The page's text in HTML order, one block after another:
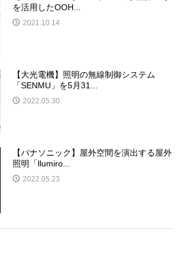
を活用したOOH...
2021.10.14
【大光電機】照明の無線制御システム
「SENMU」を5月31...
2022.05.30
【パナソニック】屋外空間を演出する屋外
照明「llumiro...
2022.05.23